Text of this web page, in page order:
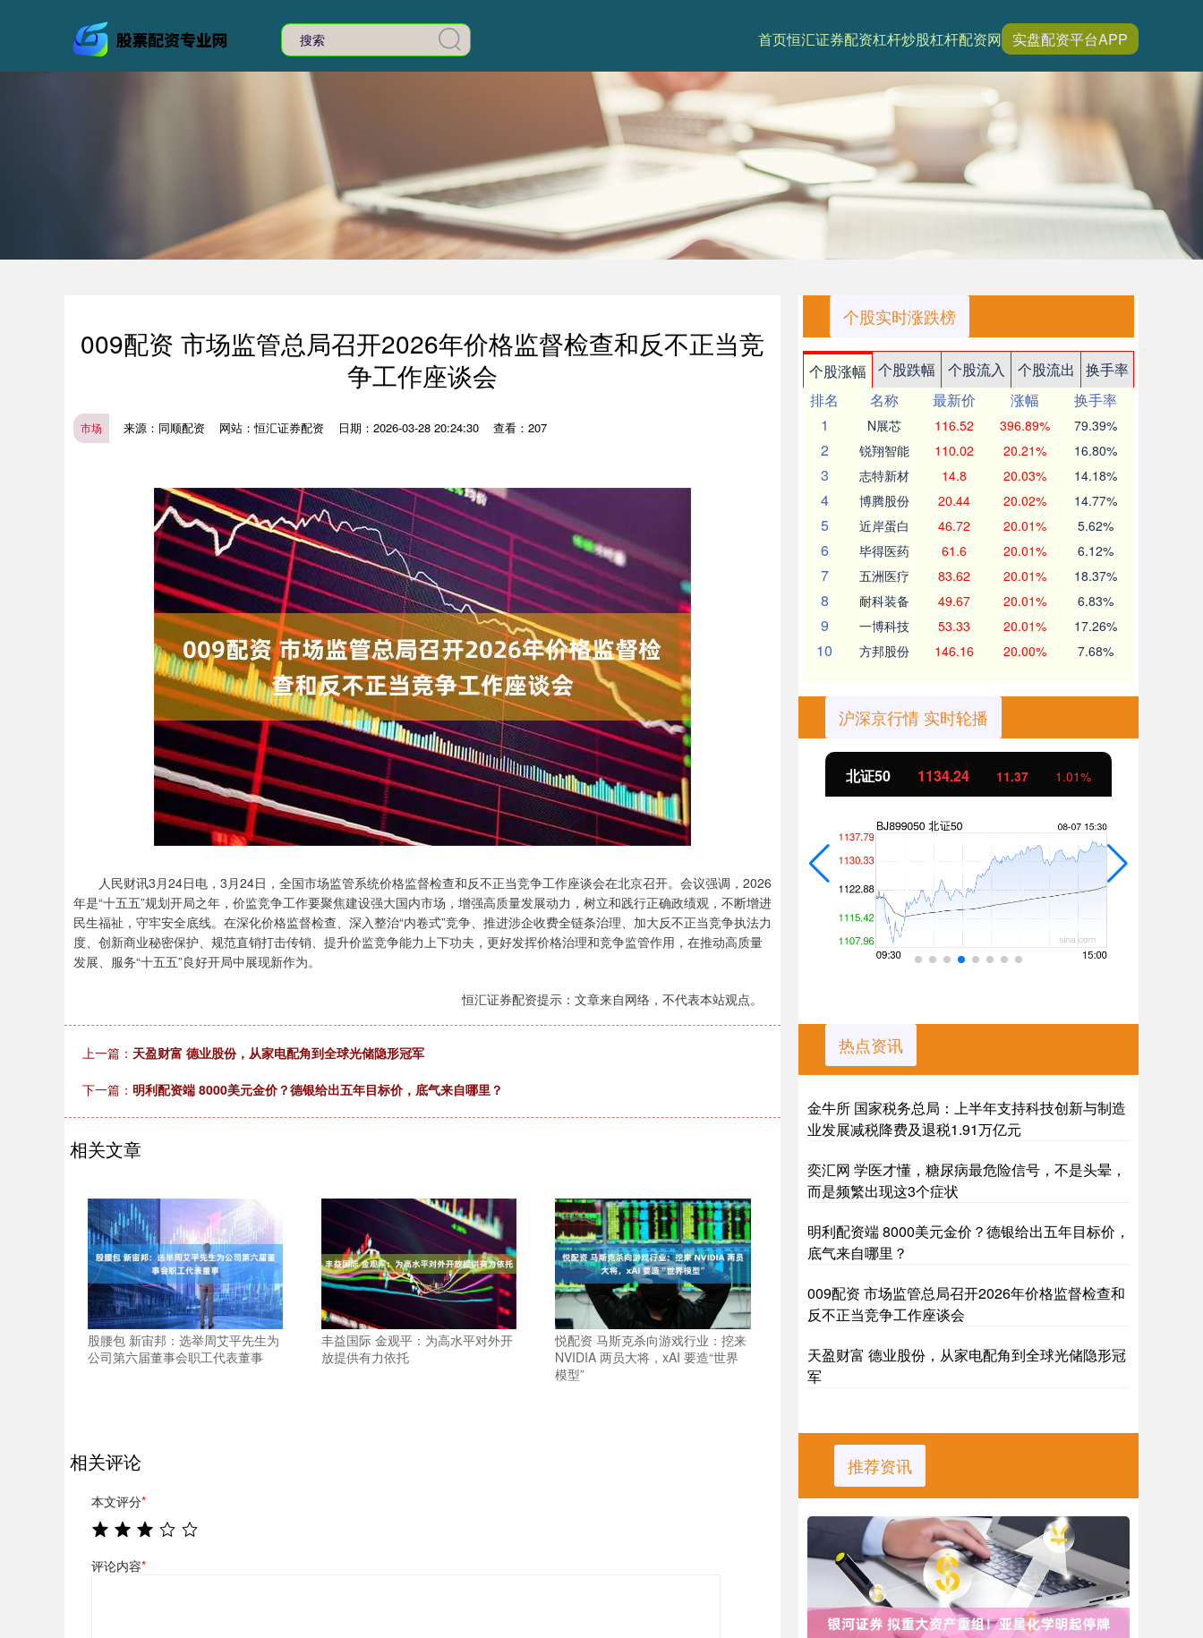
首页恒汇证券配资杠杆炒股杠杆配资网 实盘配资平台APP
009配资 市场监管总局召开2026年价格监督检查和反不正当竞
争工作座谈会
市场 来源：同顺配资 网站：恒汇证券配资 日期：2026-03-28 20:24:30 查看：207
人民财讯3月24日电，3月24日，全国市场监管系统价格监督检查和反不正当竞争工作座谈会在北京召开。会议强调，2026
年是“十五五”规划开局之年，价监竞争工作要聚焦建设强大国内市场，增强高质量发展动力，树立和践行正确政绩观，不断增进
民生福祉，守牢安全底线。在深化价格监督检查、深入整治“内卷式”竞争、推进涉企收费全链条治理、加大反不正当竞争执法力
度、创新商业秘密保护、规范直销打击传销、提升价监竞争能力上下功夫，更好发挥价格治理和竞争监管作用，在推动高质量
发展、服务“十五五”良好开局中展现新作为。
恒汇证券配资提示：文章来自网络，不代表本站观点。
上一篇： 天盈财富 德业股份，从家电配角到全球光储隐形冠军
下一篇： 明利配资端 8000美元金价？德银给出五年目标价，底气来自哪里？
相关文章
股腰包 新宙邦：选举周艾平先生为
公司第六届董事会职工代表董事
丰益国际 金观平：为高水平对外开
放提供有力依托
悦配资 马斯克杀向游戏行业：挖来
NVIDIA 两员大将，xAI 要造“世界
模型”
相关评论
本文评分*
评论内容*
个股实时涨跌榜
个股涨幅 个股跌幅 个股流入 个股流出
换手率
排名
名称 最新价 涨幅
换手率
1
N展芯 116.52 396.89% 79.39%
2 锐翔智能 110.02 20.21% 16.80%
3 志特新材 14.8 20.03% 14.18%
4 博腾股份 20.44 20.02% 14.77%
5 近岸蛋白 46.72 20.01% 5.62%
6 毕得医药 61.6 20.01% 6.12%
7 五洲医疗 83.62 20.01% 18.37%
8 耐科装备 49.67 20.01% 6.83%
9 一博科技 53.33 20.01% 17.26%
10 方邦股份 146.16 20.00% 7.68%
沪深京行情 实时轮播
深证成指 14311.01 200.89 1.42% 沪深300 4694.44 43.13 北证50 1134.24 11.37 1.01%
热点资讯
金牛所 国家税务总局：上半年支持科技创新与制造
业发展减税降费及退税1.91万亿元
奕汇网 学医才懂，糖尿病最危险信号，不是头晕，
而是频繁出现这3个症状
明利配资端 8000美元金价？德银给出五年目标价，
底气来自哪里？
009配资 市场监管总局召开2026年价格监督检查和
反不正当竞争工作座谈会
天盈财富 德业股份，从家电配角到全球光储隐形冠
军
推荐资讯